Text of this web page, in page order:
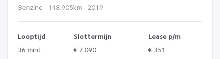
Benzine · 148.905km · 2019
Looptijd Slottermijn
Lease p/m
36 mnd
€ 7.090
€ 351